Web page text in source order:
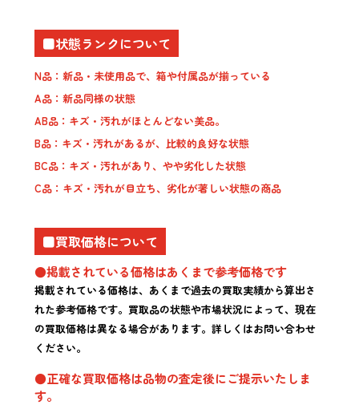
■状態ランクについて
N品：新品・未使用品で、箱や付属品が揃っている
A品：新品同様の状態
AB品：キズ・汚れがほとんどない美品。
B品：キズ・汚れがあるが、比較的良好な状態
BC品：キズ・汚れがあり、やや劣化した状態
C品：キズ・汚れが目立ち、劣化が著しい状態の商品
■買取価格について
●掲載されている価格はあくまで参考価格です
掲載されている価格は、あくまで過去の買取実績から算出さ
れた参考価格です。買取品の状態や市場状況によって、現在
の買取価格は異なる場合があります。詳しくはお問い合わせ
ください。
●正確な買取価格は品物の査定後にご提示いたしま
す。